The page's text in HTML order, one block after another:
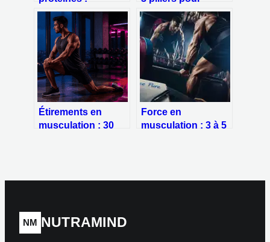
comment calculer
vos apports pour
atteindre vos
objectifs
transformer votre
assiette sans
frustration
Étirements en
musculation : 30
mobilité et éviter les
Force en
musculation : 3 à 5
paliers
NM NUTRAMIND